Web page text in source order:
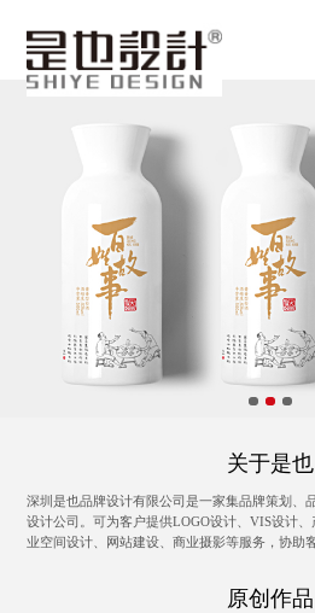
关于是也
深圳是也品牌设计有限公司是一家集品牌策划、
设计公司。可为客户提供LOGO设计、VIS设计
业空间设计、网站建设、商业摄影等服务，协助客
原创作品